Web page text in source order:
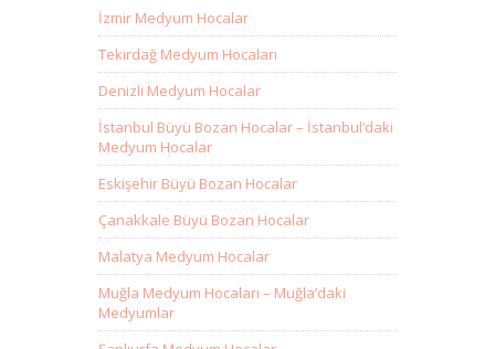
İzmir Medyum Hocalar
Tekirdağ Medyum Hocaları
Denizli Medyum Hocalar
İstanbul Büyü Bozan Hocalar – İstanbul’daki
Medyum Hocalar
Eskişehir Büyü Bozan Hocalar
Çanakkale Büyü Bozan Hocalar
Malatya Medyum Hocalar
Muğla Medyum Hocaları – Muğla’daki
Medyumlar